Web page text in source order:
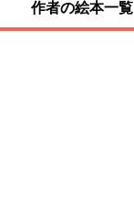
作者の絵本一覧